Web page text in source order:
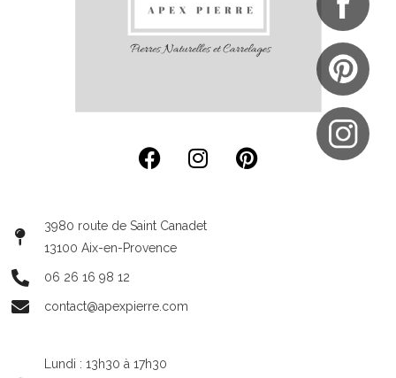
3980 route de Saint Canadet
13100 Aix-en-Provence
06 26 16 98 12
contact@apexpierre.com
Lundi : 13h30 à 17h30